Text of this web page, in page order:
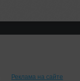
Реклама на сайте